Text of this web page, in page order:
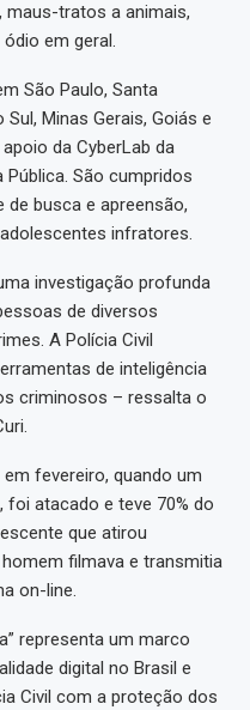
maus-tratos a animais,
em geral.
São Paulo, Santa
Minas Gerais, Goiás e
da CyberLab da
Pública. São cumpridos
busca e apreensão,
infratores.
investigação profunda
de diversos
A Polícia Civil
de inteligência
criminosos – ressalta o
fevereiro, quando um
foi atacado e teve 70% do
que atirou
filmava e transmitia
on-line.
representa um marco
digital no Brasil e
Civil com a proteção dos